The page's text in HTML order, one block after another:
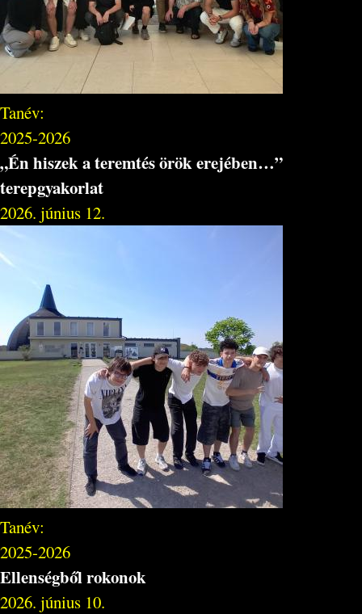
Tanév:
2025-2026
„Én hiszek a teremtés örök erejében…”
terepgyakorlat
2026. június 12.
Tanév:
2025-2026
Ellenségből rokonok
2026. június 10.